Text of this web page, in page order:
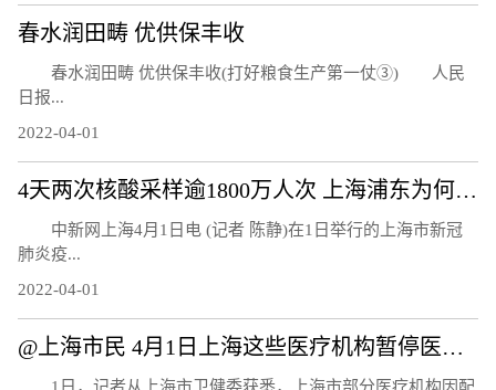
春水润田畴 优供保丰收
春水润田畴 优供保丰收(打好粮食生产第一仗③) 人民
日报...
2022-04-01
4天两次核酸采样逾1800万人次 上海浦东为何还要继续封控？
中新网上海4月1日电 (记者 陈静)在1日举行的上海市新冠
肺炎疫...
2022-04-01
@上海市民 4月1日上海这些医疗机构暂停医疗服务